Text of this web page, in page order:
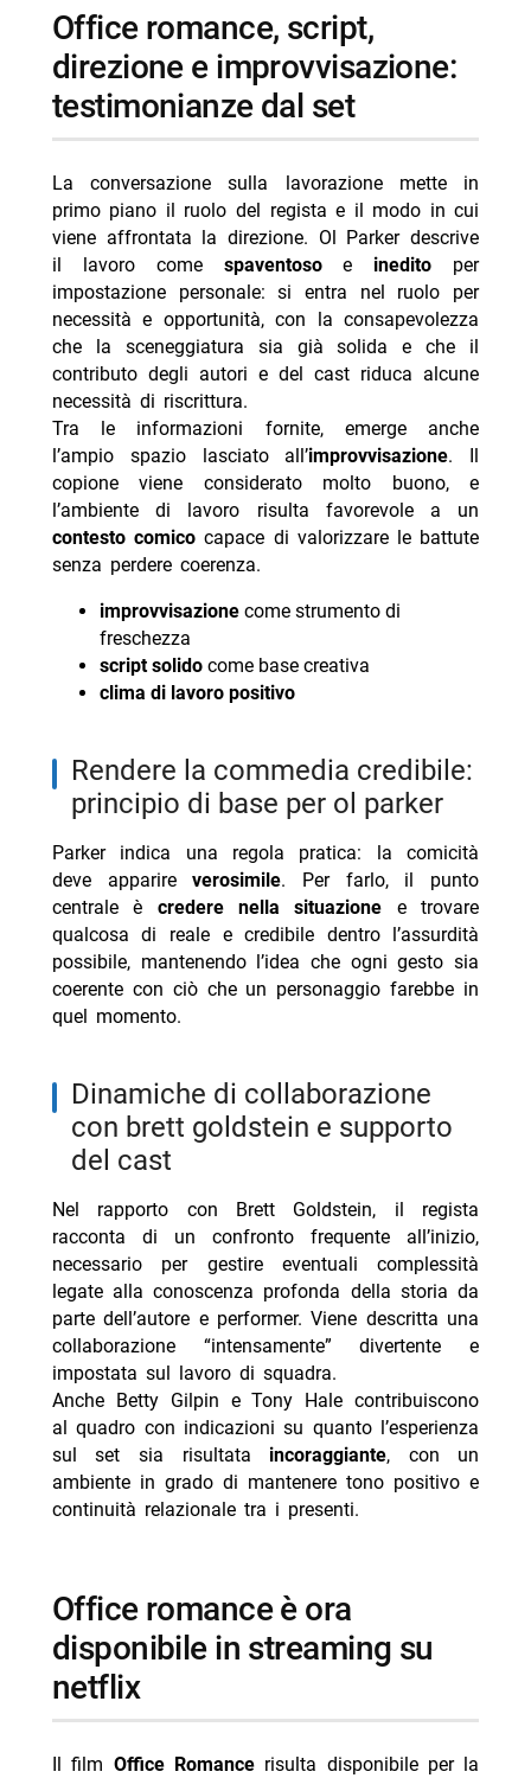
office romance, script,
direzione e improvvisazione:
testimonianze dal set
La conversazione sulla lavorazione mette in
primo piano il ruolo del regista e il modo in cui
viene affrontata la direzione. Ol Parker descrive
il lavoro come spaventosoe inedito per
impostazione personale: si entra nel ruolo per
necessità e opportunità, con la consapevolezza
che la sceneggiatura sia già solida e che il
contributo degli autori e del cast riduca alcune
necessità di riscrittura.
Tra le informazioni fornite, emerge anche
l’ampio spazio lasciato all’improvvisazione. Il
copione viene considerato molto buono, e
l’ambiente di lavoro risulta favorevole a un
contesto comico capace di valorizzare le battute
senza perdere coerenza.
improvvisazionecome strumento di
freschezza
script solidocome base creativa
clima di lavoro positivo
rendere la commedia credibile:
principio di base per ol parker
Parker indica una regola pratica: la comicità
deve apparireverosimile. Per farlo, il punto
centrale è credere nella situazione e trovare
qualcosa di reale e credibile dentro l’assurdità
possibile, mantenendo l’idea che ogni gesto sia
coerente con ciò che un personaggio farebbe in
quel momento.
dinamiche di collaborazione
con brett goldstein e supporto
del cast
Nel rapporto con Brett Goldstein, il regista
racconta di un confronto frequente all’inizio,
necessario per gestire eventuali complessità
legate alla conoscenza profonda della storia da
parte dell’autore e performer. Viene descritta una
collaborazione “intensamente” divertente e
impostata sul lavoro di squadra.
Anche Betty Gilpin e Tony Hale contribuiscono
al quadro con indicazioni su quanto l’esperienza
sul set sia risultata incoraggiante, con un
ambiente in grado di mantenere tono positivo e
continuità relazionale tra i presenti.
office romance è ora
disponibile in streaming su
netflix
Il film Office Romancerisulta disponibile per la